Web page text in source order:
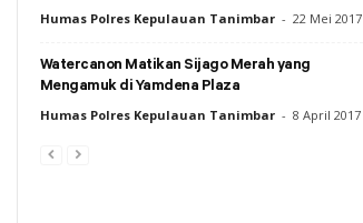
Humas Polres Kepulauan Tanimbar - 22 Mei 2017
Watercanon Matikan Sijago Merah yang
Mengamuk di Yamdena Plaza
Humas Polres Kepulauan Tanimbar - 8 April 2017